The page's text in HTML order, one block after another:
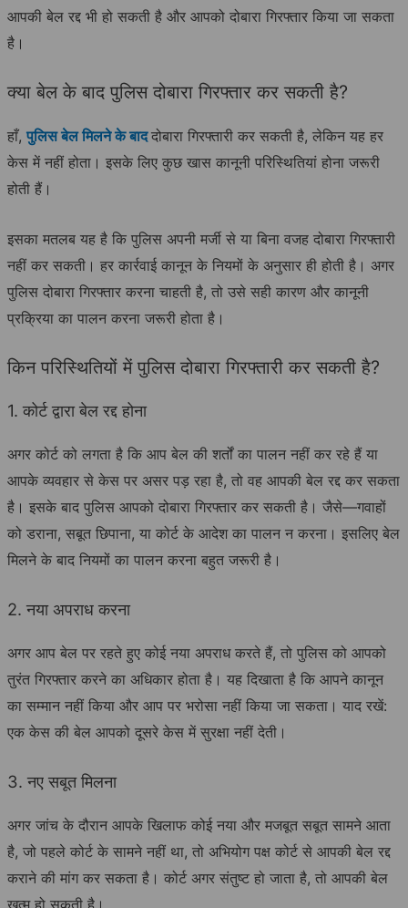
आपकी बेल रद्द भी हो सकती है और आपको दोबारा गिरफ्तार किया जा सकता
है।
क्या बेल के बाद पुलिस दोबारा गिरफ्तार कर सकती है?
हाँ,पुलिस बेल मिलने के बाददोबारा गिरफ्तारी कर सकती है, लेकिन यह हर
केस में नहीं होता। इसके लिए कुछ खास कानूनी परिस्थितियां होना जरूरी
होती हैं।
इसका मतलब यह है कि पुलिस अपनी मर्जी से या बिना वजह दोबारा गिरफ्तारी
नहीं कर सकती। हर कार्रवाई कानून के नियमों के अनुसार ही होती है। अगर
पुलिस दोबारा गिरफ्तार करना चाहती है, तो उसे सही कारण और कानूनी
प्रक्रिया का पालन करना जरूरी होता है।
किन परिस्थितियों में पुलिस दोबारा गिरफ्तारी कर सकती है?
1. कोर्ट द्वारा बेल रद्द होना
अगर कोर्ट को लगता है कि आप बेल की शर्तों का पालन नहीं कर रहे हैं या
आपके व्यवहार से केस पर असर पड़ रहा है, तो वह आपकी बेल रद्द कर सकता
है। इसके बाद पुलिस आपको दोबारा गिरफ्तार कर सकती है। जैसे—गवाहों
को डराना, सबूत छिपाना, या कोर्ट के आदेश का पालन न करना। इसलिए बेल
मिलने के बाद नियमों का पालन करना बहुत जरूरी है।
2. नया अपराध करना
अगर आप बेल पर रहते हुए कोई नया अपराध करते हैं, तो पुलिस को आपको
तुरंत गिरफ्तार करने का अधिकार होता है। यह दिखाता है कि आपने कानून
का सम्मान नहीं किया और आप पर भरोसा नहीं किया जा सकता। याद रखें:
एक केस की बेल आपको दूसरे केस में सुरक्षा नहीं देती।
3. नए सबूत मिलना
अगर जांच के दौरान आपके खिलाफ कोई नया और मजबूत सबूत सामने आता
है, जो पहले कोर्ट के सामने नहीं था, तो अभियोग पक्ष कोर्ट से आपकी बेल रद्द
कराने की मांग कर सकता है। कोर्ट अगर संतुष्ट हो जाता है, तो आपकी बेल
खत्म हो सकती है।